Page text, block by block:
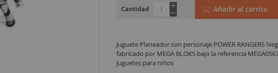
Cantidad
Añadir al carrito
Juguete Planeador con personaje POWER RANGERS
fabricado por MEGA BLOKS bajo la referencia
Juguetes para niños